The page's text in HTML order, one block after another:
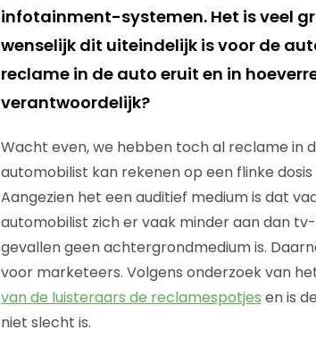
infotainment-systemen. Het is veel
wenselijk dit uiteindelijk is voor de
reclame in de auto eruit en in
verantwoordelijk?
Wacht even, we hebben toch al reclame in
automobilist kan rekenen op een flinke
Aangezien het een auditief medium is dat
automobilist zich er vaak minder aan dan
gevallen geen achtergrondmedium is.
voor marketeers. Volgens onderzoek van
van de luisteraars de reclamespotjes en is
niet slecht is.